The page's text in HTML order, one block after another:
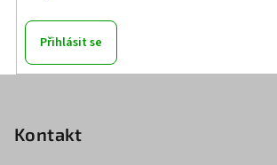
Přihlásit se
Kontakt